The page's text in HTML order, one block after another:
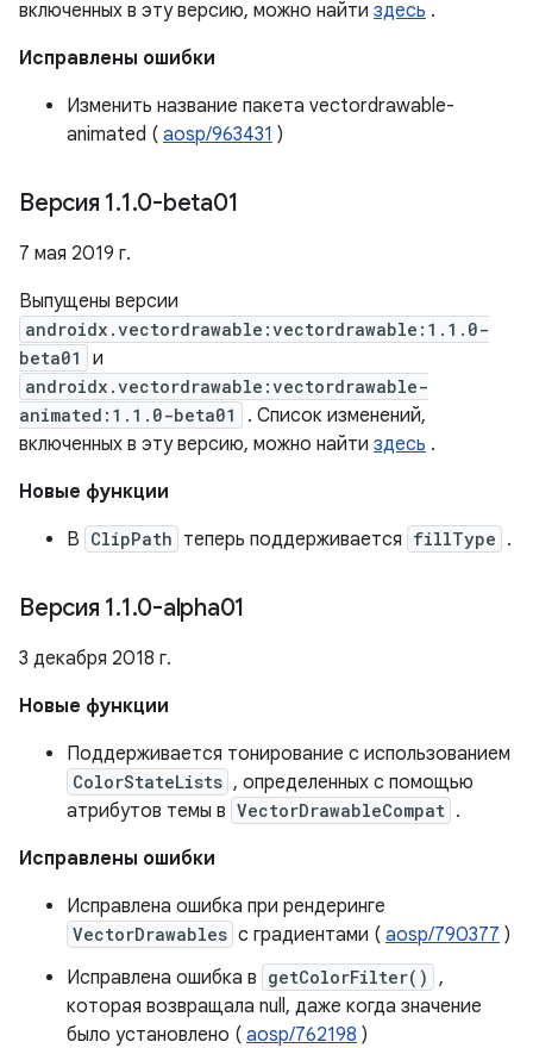
включенных в эту версию, можно найти здесь .
Исправлены ошибки
Изменить название пакета vectordrawable-
animated ( aosp/963431 )
Версия 1.1.0-beta01
7 мая 2019 г.
Выпущены версии
androidx.vectordrawable:vectordrawable:1.1.0-
beta01
и
androidx.vectordrawable:vectordrawable-
animated:1.1.0-beta01
. Список изменений,
включенных в эту версию, можно найти здесь .
Новые функции
В ClipPath теперь поддерживается fillType .
Версия 1.1.0-alpha01
3 декабря 2018 г.
Новые функции
Поддерживается тонирование с использованием
ColorStateLists , определенных с помощью
атрибутов темы в VectorDrawableCompat .
Исправлены ошибки
Исправлена ​​ошибка при рендеринге
VectorDrawables с градиентами ( aosp/790377 )
Исправлена ​​ошибка в getColorFilter() ,
которая возвращала null, даже когда значение
было установлено ( aosp/762198 )